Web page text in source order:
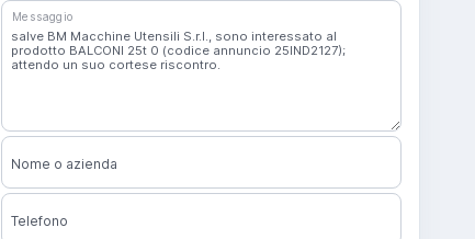
Messaggio
Nome o azienda
Telefono